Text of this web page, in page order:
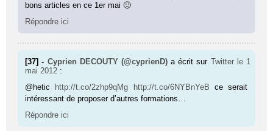
bons articles en ce 1er mai 🙂
Répondre ici
[37] - Cyprien DECOUTY (@cyprienD) a écrit sur Twitter le 1
mai 2012 :
@hetic
http://t.co/2zhp9qMg http://t.co/6NYBnYeB ce serait
intéressant de proposer d’autres formations…
Répondre ici